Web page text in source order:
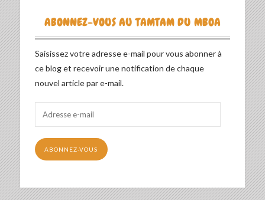
ABONNEZ-VOUS AU TAMTAM DU MBOA
Saisissez votre adresse e-mail pour vous abonner à
ce blog et recevoir une notification de chaque
nouvel article par e-mail.
mail
ABONNEZ-VOUS